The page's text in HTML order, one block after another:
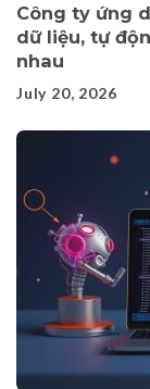
Công ty ứng
dữ liệu, tự
nhau
July 20, 2026